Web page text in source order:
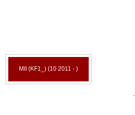
MII (KF1_) (10 2011 - )